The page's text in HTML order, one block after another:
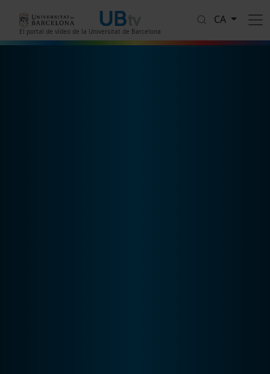
El portal de vídeo de la Universitat de Barcelona
CA